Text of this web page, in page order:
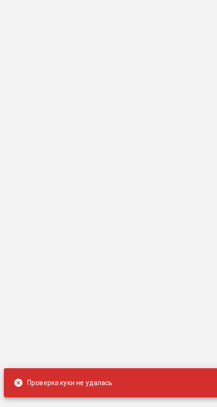
Проверка куки не удалась